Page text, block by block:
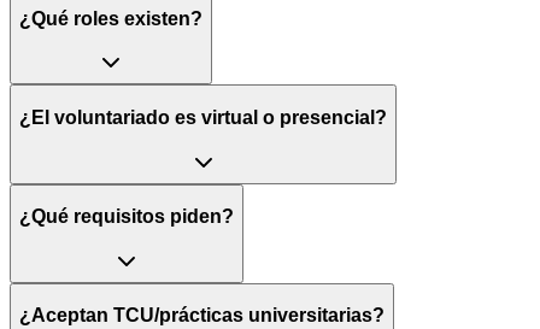
¿Qué roles existen?
¿El voluntariado es virtual o presencial?
¿Qué requisitos piden?
¿Aceptan TCU/prácticas universitarias?